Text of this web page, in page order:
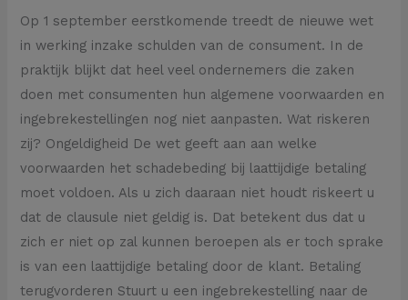
Op 1 september eerstkomende treedt de nieuwe wet
in werking inzake schulden van de consument. In de
praktijk blijkt dat heel veel ondernemers die zaken
doen met consumenten hun algemene voorwaarden en
ingebrekestellingen nog niet aanpasten. Wat riskeren
zij? Ongeldigheid De wet geeft aan aan welke
voorwaarden het schadebeding bij laattijdige betaling
moet voldoen. Als u zich daaraan niet houdt riskeert u
dat de clausule niet geldig is. Dat betekent dus dat u
zich er niet op zal kunnen beroepen als er toch sprake
is van een laattijdige betaling door de klant. Betaling
terugvorderen Stuurt u een ingebrekestelling naar de